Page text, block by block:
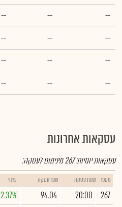
--
--
--
--
--
--
--
--
--
--
--
--
עסקאות אחרונות
עסקאות יומיות:267מינימום לעסקה:
מספר שעת עסקה שער עסקה שינוי
267
20:00
94.04
2.37%